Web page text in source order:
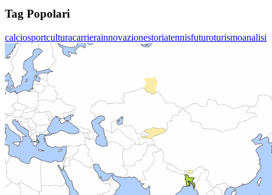
Tag Popolari
calciosportculturacarrierainnovazionestoriatennisfuturoturismoanalisi